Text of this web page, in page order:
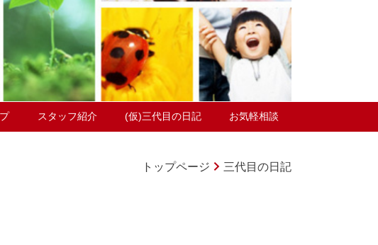
スタッフ紹介 (仮)三代目の日記 お気軽相談
トップページ 三代目の日記